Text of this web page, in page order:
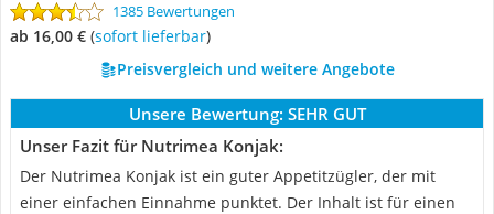
1385 Bewertungen
ab 16,00 € ( Sofort lieferbar)
Preisvergleich und weitere Angebote
Unsere Bewertung: SEHR GUT
Unser Fazit für Nutrimea Konjak:
Der Nutrimea Konjak ist ein guter Appetitzügler, der mit
einer einfachen Einnahme punktet. Der Inhalt ist für einen